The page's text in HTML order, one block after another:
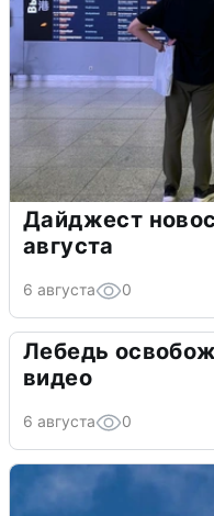
Дайджест
августа
6 августа 0
Лебедь
видео
6 августа 0